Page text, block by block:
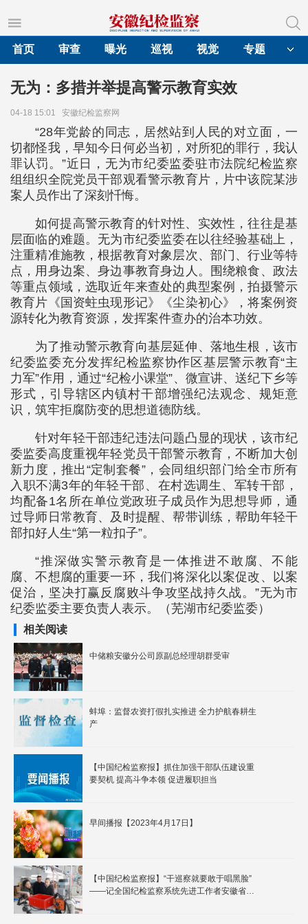
首页
审查 曝光 巡视 视觉 专题
无为：多措并举提高警示教育实效
04-18 15:01 安徽纪检监察网
“28年党龄的同志，居然站到人民的对立面，一
切都怪我，早知今日何必当初，对所犯的罪行，我认
罪认罚。”近日，无为市纪委监委驻市法院纪检监察
组组织全院党员干部观看警示教育片，片中该院某涉
案人员作出了深刻忏悔。
如何提高警示教育的针对性、实效性，往往是基
层面临的难题。无为市纪委监委在以往经验基础上，
注重精准施教，根据教育对象层次、部门、行业等特
点，用身边案、身边事教育身边人。围绕粮食、政法
等重点领域，选取近年来查处的典型案例，拍摄警示
教育片《国资蛀虫现形记》《尘染初心》，将案例资
源转化为教育资源，发挥案件查办的治本功效。
为了推动警示教育向基层延伸、落地生根，该市
纪委监委充分发挥纪检监察协作区基层警示教育“主
力军”作用，通过“纪检小课堂”、微宣讲、送纪下乡等
形式，引导辖区内镇村干部增强纪法观念、规矩意
识，筑牢拒腐防变的思想道德防线。
针对年轻干部违纪违法问题凸显的现状，该市纪
委监委高度重视年轻党员干部警示教育，不断加大创
新力度，推出“定制套餐”，会同组织部门给全市所有
入职不满3年的年轻干部、在村选调生、军转干部，
均配备1名所在单位党政班子成员作为思想导师，通
过导师日常教育、及时提醒、帮带训练，帮助年轻干
部扣好人生“第一粒扣子”。
“推深做实警示教育是一体推进不敢腐、不能
腐、不想腐的重要一环，我们将深化以案促改、以案
促治，坚决打赢反腐败斗争攻坚战持久战。”无为市
纪委监委主要负责人表示。（芜湖市纪委监委）
相关阅读
中储粮安徽分公司原副总经理胡群受审
蚌埠：监督农资打假扎实推进 全力护航春耕生
产
【中国纪检监察报】抓住加强干部队伍建设重
要契机 提高斗争本领 促进履职担当
早间播报【2023年4月17日】
【中国纪检监察报】“干巡察就要敢于唱黑脸”
——记全国纪检监察系统先进工作者安徽省安